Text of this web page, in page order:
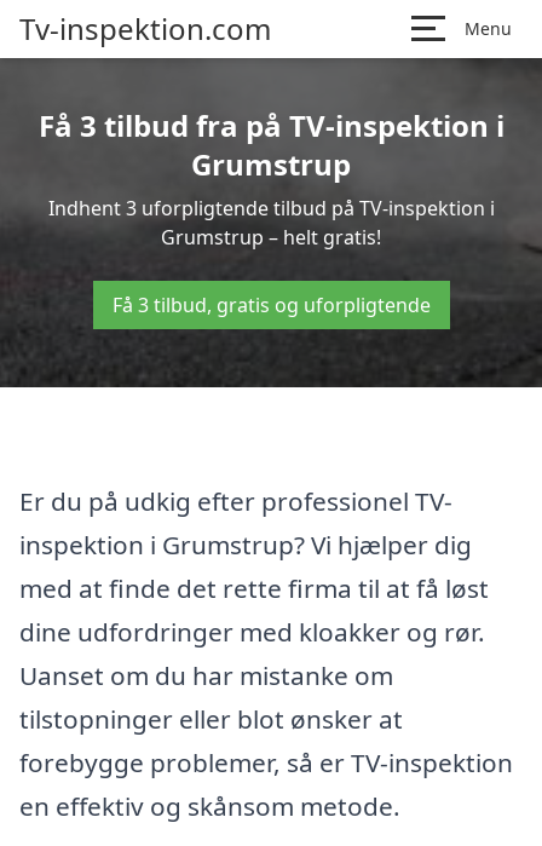
Tv-inspektion.com Menu
Få 3 tilbud fra på TV-inspektion i
Grumstrup
Indhent 3 uforpligtende tilbud på TV-inspektion i
Grumstrup – helt gratis!
Få 3 tilbud, gratis og uforpligtende
Er du på udkig efter professionel TV-
inspektion i Grumstrup? Vi hjælper dig
med at finde det rette firma til at få løst
dine udfordringer med kloakker og rør.
Uanset om du har mistanke om
tilstopninger eller blot ønsker at
forebygge problemer, så er TV-inspektion
en effektiv og skånsom metode.